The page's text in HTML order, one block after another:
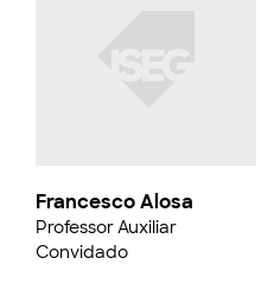
Francesco Alosa
Professor Auxiliar
Convidado